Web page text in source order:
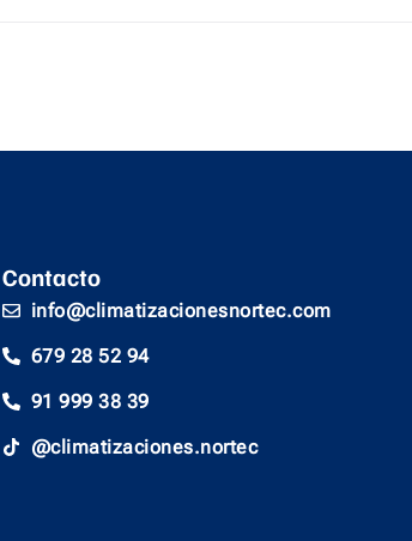
Contacto
info@climatizacionesnortec.com
679 28 52 94
91 999 38 39
@climatizaciones.nortec